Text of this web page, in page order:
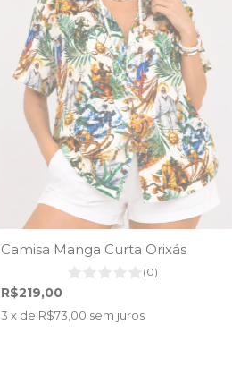
Camisa Manga Curta Orixás
(0)
R$219,00
3 x de R$73,00 sem juros